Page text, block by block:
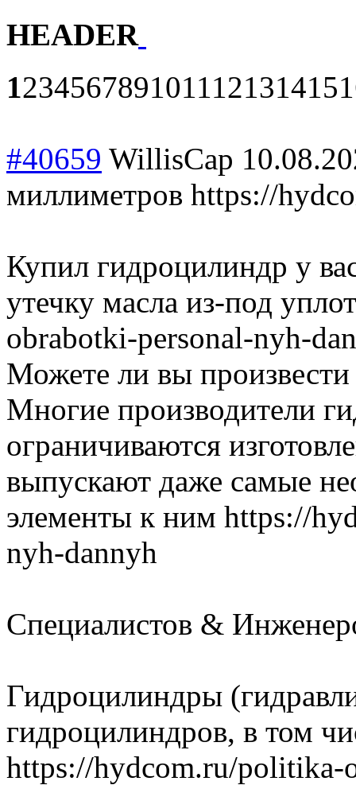
HEADER
123456789101112131415
#40659 WillisCap
миллиметров https://
Купил гидроцилиндр у
утечку масла из-под
obrabotki-personal-nyh-
Можете ли вы
Многие производители
ограничиваются
выпускают даже самые
элементы к ним https://
nyh-dannyh
Специалистов &
Гидроцилиндры
гидроцилиндров, в том
https://hydcom.ru/politika-